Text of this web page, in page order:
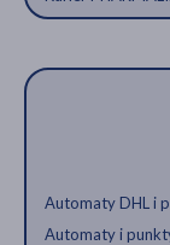
Automaty DHL i
Automaty i